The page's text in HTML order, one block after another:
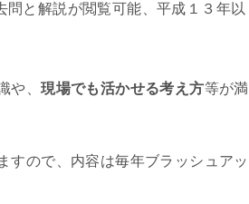
問と解説が閲覧可能、平成１３年以
や、現場でも活かせる考え方等が満
すので、内容は毎年ブラッシュアッ